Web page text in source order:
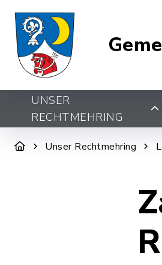
UNSER
RECHTMEHRING
Unser Rechtmehring